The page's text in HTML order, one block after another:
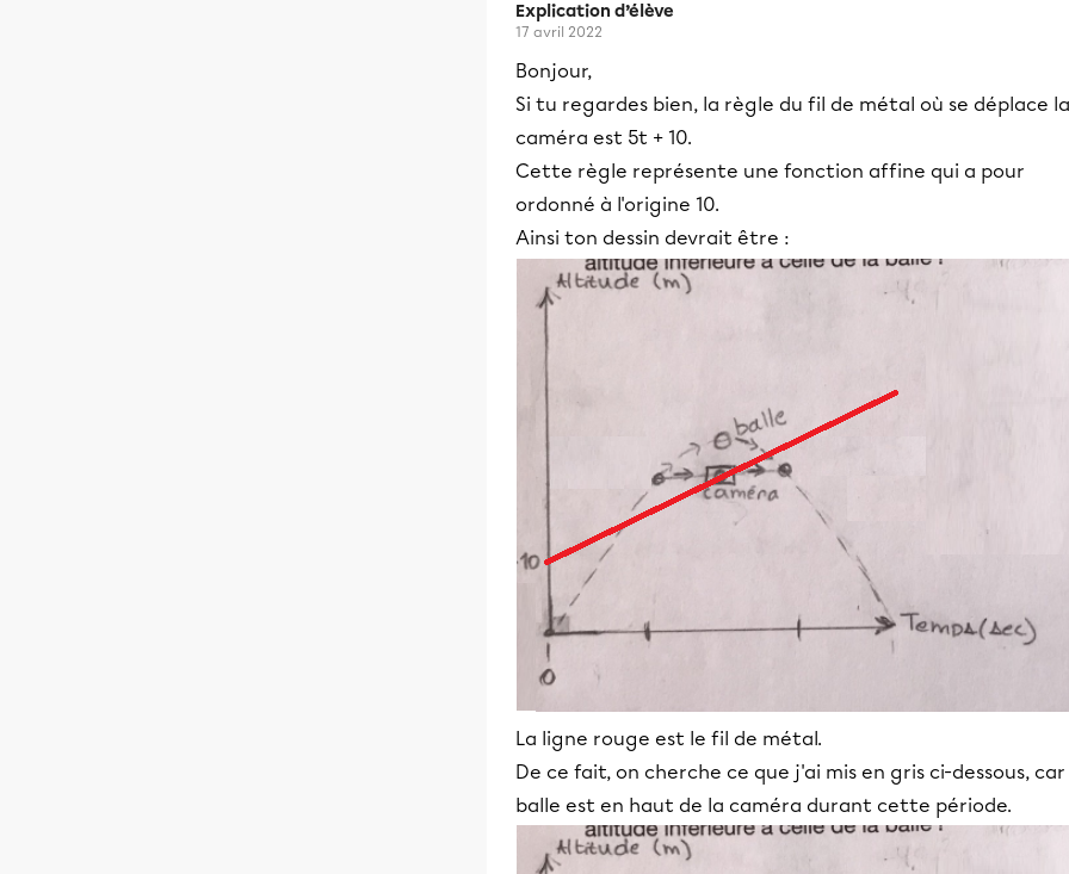
Explication d’élève
17 avril 2022
Bonjour,
Si tu regardes bien, la règle du fil de métal où se déplace la
caméra est 5t + 10.
Cette règle représente une fonction affine qui a pour
ordonné à l'origine 10.
Ainsi ton dessin devrait être :
La ligne rouge est le fil de métal.
De ce fait, on cherche ce que j'ai mis en gris ci-dessous,
balle est en haut de la caméra durant cette période.